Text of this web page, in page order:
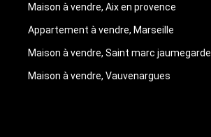
Maison à vendre, Aix en provence
Appartement à vendre, Marseille
Maison à vendre, Saint marc jaumegarde
Maison à vendre, Vauvenargues